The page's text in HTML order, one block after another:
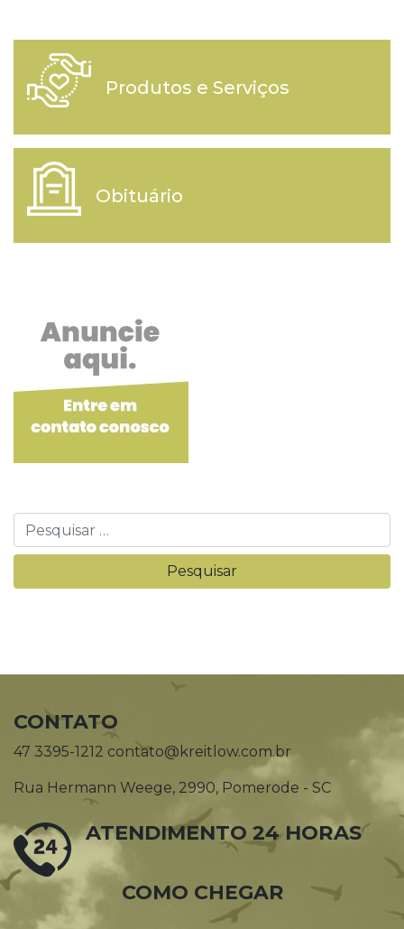
Produtos e Serviços
Obituário
CONTATO
47 3395-1212 contato@kreitlow.com.br
Rua Hermann Weege, 2990, Pomerode - SC
ATENDIMENTO 24 HORAS
COMO CHEGAR